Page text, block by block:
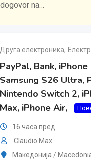
dogovor na…
Друга електроника,
PayPal, Bank,
Samsung S26 Ultra,
Nintendo Switch 2,
Max, iPhone Air,
16 часа пред
Claudio Max
Македонија /